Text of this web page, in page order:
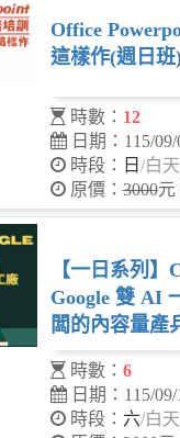
Office
這樣作(週日班
時數： 12
日期：115/09/
時段：
日 /白天
原價：3000元
【一日系列】
Google 雙 AI
闆的內容量產
時數： 6
日期：115/09/
時段： 六/白天